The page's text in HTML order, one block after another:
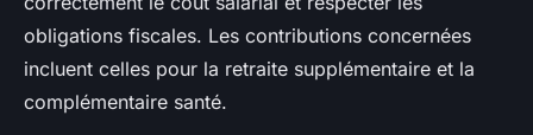
obligations fiscales. Les contributions concernées
incluent celles pour la retraite supplémentaire et la
complémentaire santé.